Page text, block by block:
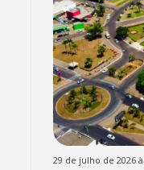
29 de julho de 2026